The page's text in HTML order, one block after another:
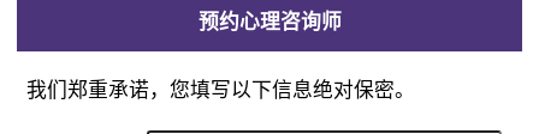
预约心理咨询师
我们郑重承诺，您填写以下信息绝对保密。